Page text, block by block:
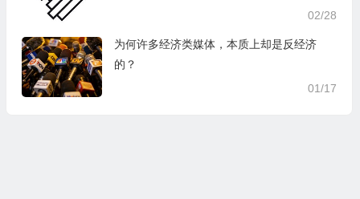
02/28
为何许多经济类媒体，本质上却是反经济
的？
01/17